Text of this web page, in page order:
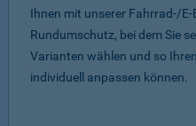
Ihnen mit unserer Fahrrad-/E-
Rundumschutz, bei dem Sie
Varianten wählen und so
individuell anpassen können.